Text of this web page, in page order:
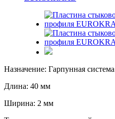
Назначение: Гарпунная система
Длина: 40 мм
Ширина: 2 мм